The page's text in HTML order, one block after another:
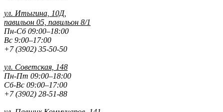
ул. Итыгина, 10Д,
павильон 05, павильон 8/1
Пн-Сб 09:00–18:00
Вс 9:00–17:00
+7 (3902) 35-50-50
ул. Советская, 148
Пн-Пт 09:00–18:00
Сб-Вс 09:00–17:00
+7 (3902) 28-51-88